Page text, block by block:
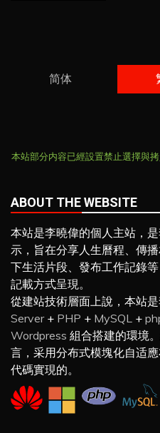
简体
本站部分内容已經設置禁止選擇與
ABOUT THE WEBSITE
本站是李曉偉的個人主站，
示，旨在分享人生曆程、傳
下生活片段、發布工作記錄
記載方式呈現。
從建站技術層面上說，本站
Server + PHP + MySQL +
Wordpress 組合搭建的環境
言，采用分布式模塊化自适
代碼實現的。